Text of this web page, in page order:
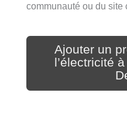
communauté ou du site
Ajouter un
l’électricité